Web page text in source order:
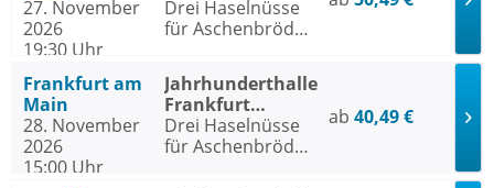
27. November
2026
19:30 Uhr
Frankfurt am
Main
Drei Haselnüsse
für Aschenbrödel
Frankfurt am
Main
28. November
2026
15:00 Uhr
Jahrhunderthalle
Frankfurt
Frankfurt am
Main
Drei Haselnüsse
für Aschenbrödel
ab 40,49 €